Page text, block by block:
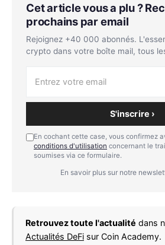
Cet article vous a plu ?
prochains par email
Rejoignez +40 000 abonnés.
crypto dans votre boîte mail, tous
S'inscrire ›
En cochant cette case, vous confirmez
conditions d'utilisation concernant le
soumises via ce formulaire.
En savoir plus sur notre
Retrouvez toute l'actualité dans
Actualités DeFi sur Coin Academy.